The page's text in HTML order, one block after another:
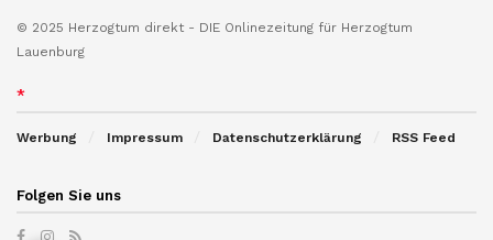
© 2025 Herzogtum direkt - DIE Onlinezeitung für Herzogtum
Lauenburg
*
Werbung Impressum Datenschutzerklärung RSS Feed
Folgen Sie uns